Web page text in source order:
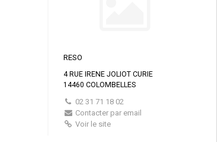
RESO
4 RUE IRENE JOLIOT CURIE
14460 COLOMBELLES
02 31 71 18 02
Contacter par email
Voir le site